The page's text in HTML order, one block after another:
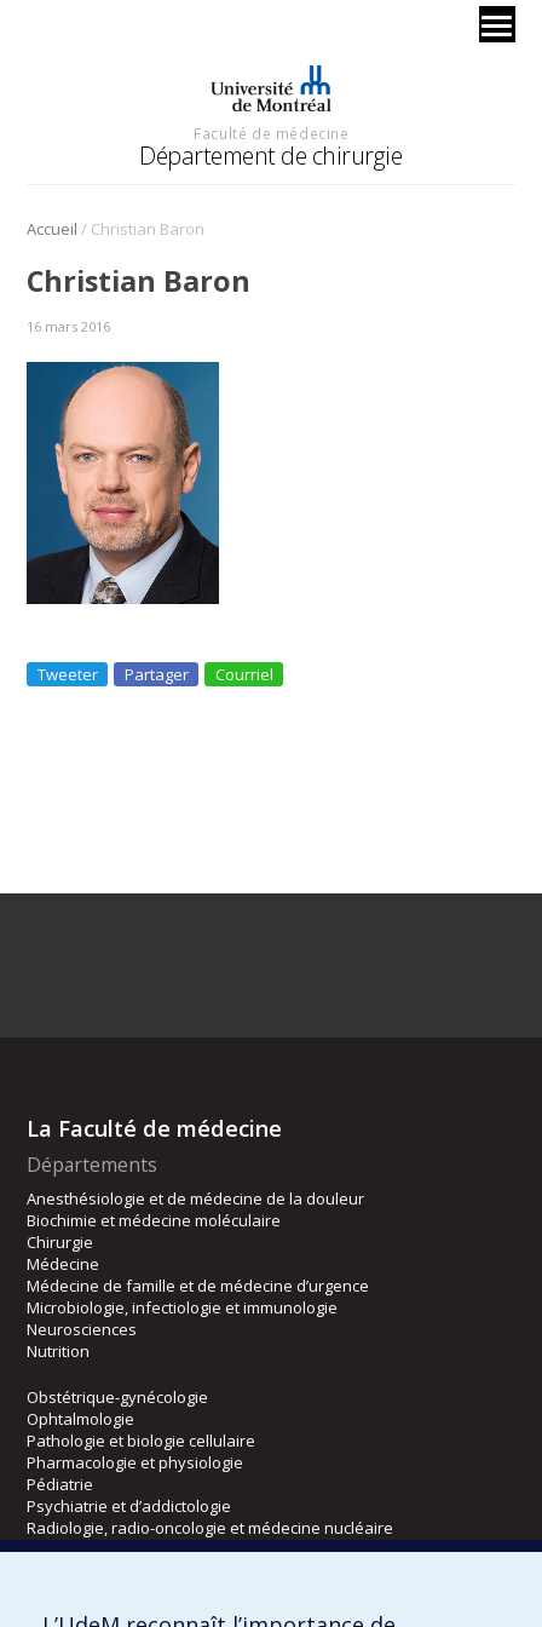
Faculté de médecine
Département de chirurgie
Accueil / Christian Baron
Christian Baron
16 mars 2016
Tweeter Partager Courriel
La Faculté de médecine
Départements
Anesthésiologie et de médecine de la douleur
Biochimie et médecine moléculaire
Chirurgie
Médecine
Médecine de famille et de médecine d’urgence
Microbiologie, infectiologie et immunologie
Neurosciences
Nutrition
Obstétrique-gynécologie
Ophtalmologie
Pathologie et biologie cellulaire
Pharmacologie et physiologie
Pédiatrie
Psychiatrie et d’addictologie
Radiologie, radio-oncologie et médecine nucléaire